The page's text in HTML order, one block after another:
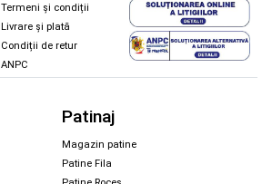
Termeni și condiții
Livrare și plată
Condiții de retur
ANPC
Patinaj
Magazin patine
Patine Fila